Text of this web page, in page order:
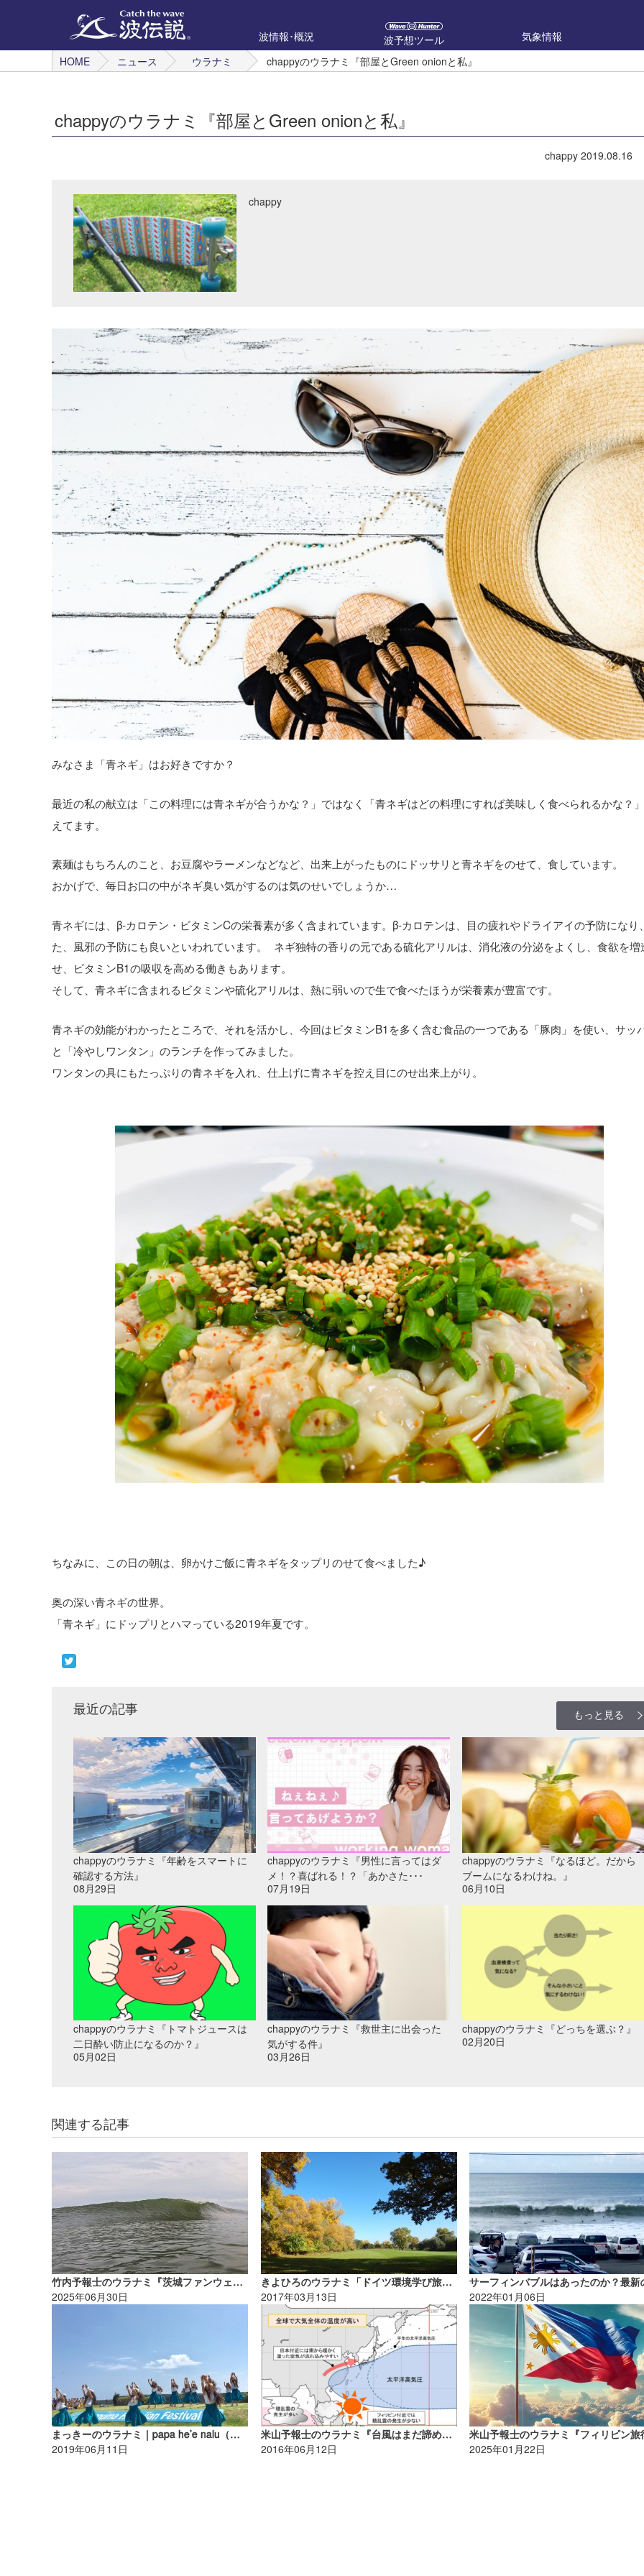
波情報･概況 波予想ツール
気象情報
HOME
ニュース ウラナミ chappyのウラナミ『部屋とGreen onionと私』
chappyのウラナミ『部屋とGreen onionと私』
chappy 2019.08.16
chappy
みなさま「青ネギ」はお好きですか？
最近の私の献立は「この料理には青ネギが合うかな？」ではなく「青ネギはどの料理にすれば美味しく食べられるかな？
えてます。
素麺はもちろんのこと、お豆腐やラーメンなどなど、出来上がったものにドッサリと青ネギをのせて、食しています。
おかげで、毎日お口の中がネギ臭い気がするのは気のせいでしょうか…
青ネギには、β‐カロテン・ビタミンCの栄養素が多く含まれています。β‐カロテンは、目の疲れやドライアイの予防になり
た、風邪の予防にも良いといわれています。 ネギ独特の香りの元である硫化アリルは、消化液の分泌をよくし、食欲を増
せ、ビタミンB1の吸収を高める働きもあります。
そして、青ネギに含まれるビタミンや硫化アリルは、熱に弱いので生で食べたほうが栄養素が豊富です。
青ネギの効能がわかったところで、それを活かし、今回はビタミンB1を多く含む食品の一つである「豚肉」を使い、サッ
と「冷やしワンタン」のランチを作ってみました。
ワンタンの具にもたっぷりの青ネギを入れ、仕上げに青ネギを控え目にのせ出来上がり。
ちなみに、この日の朝は、卵かけご飯に青ネギをタップリのせて食べました♪
奥の深い青ネギの世界。
「青ネギ」にドップリとハマっている2019年夏です。
最近の記事 もっと見る
chappyのウラナミ『年齢をスマートに
確認する方法』
08月29日
chappyのウラナミ『男性に言ってはダ
メ！？喜ばれる！？「あかさた･･･
07月19日
chappyのウラナミ『なるほど。だから
ブームになるわけね。』
06月10日
chappyのウラナミ『トマトジュースは
二日酔い防止になるのか？』
05月02日
chappyのウラナミ『救世主に出会った
気がする件』
03月26日
chappyのウラナミ『どっちを選ぶ？』
02月20日
関連する記事
竹内予報士のウラナミ『茨城ファンウェーブと富士山スノーボーディング』
2025年06月30日
きよひろのウラナミ「ドイツ環境学び旅④」NPO≠ボランティア！
2017年03月13日
2022年01月06日
まっきーのウラナミ｜papa he’e nalu（パパ ヘ エ ナル）
2019年06月11日
米山予報士のウラナミ『台風はまだ諦めずに！』
2016年06月12日
2025年01月22日